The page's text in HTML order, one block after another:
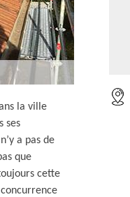
la ville
ses
a pas de
que
cette